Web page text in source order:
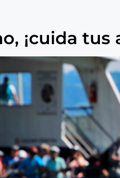
¡cuida tus